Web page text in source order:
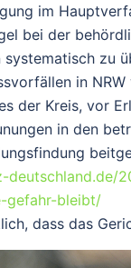
im
bei der
systematisch zu
in
der Kreis, vor
in den
deutschland.de/
gefahr-bleibt/
dass das